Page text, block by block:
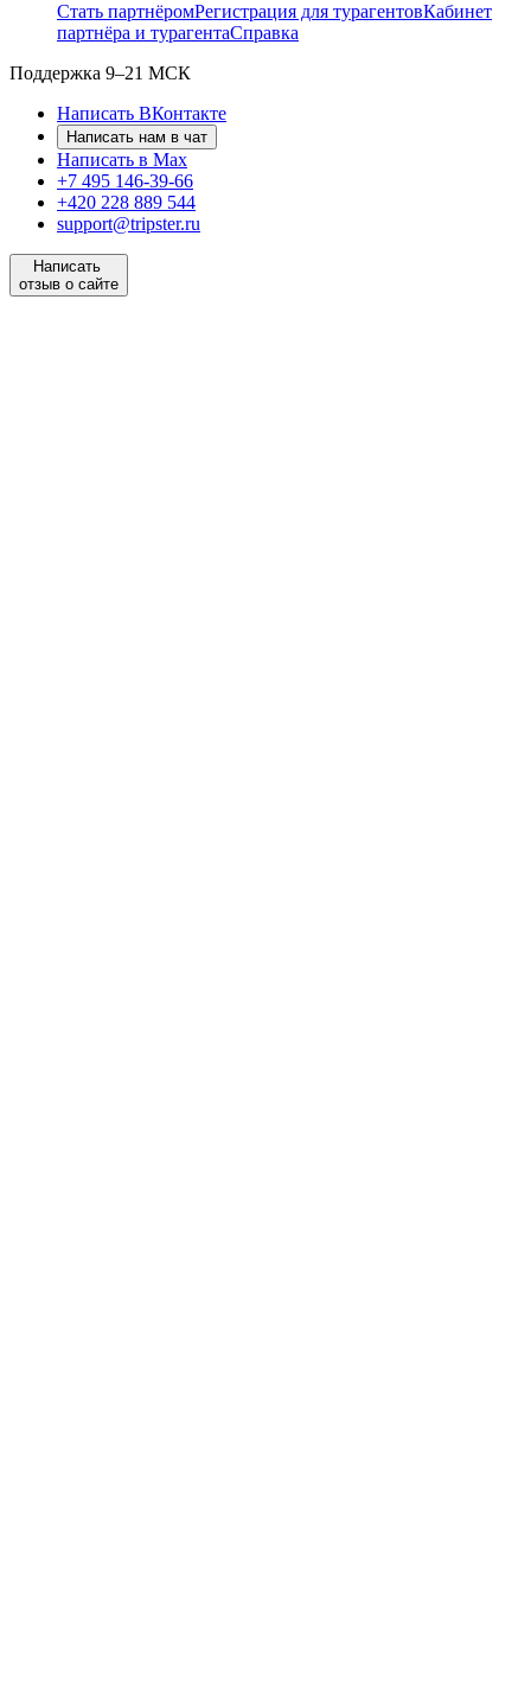
Стать партнёромРегистрация для турагентовКабинет
партнёра и турагентаСправка
Поддержка 9–21 МСК
Написать ВКонтакте
Написать нам в чат
Написать в Max
+7 495 146-39-66
+420 228 889 544
support@tripster.ru
Написать
отзыв о сайте